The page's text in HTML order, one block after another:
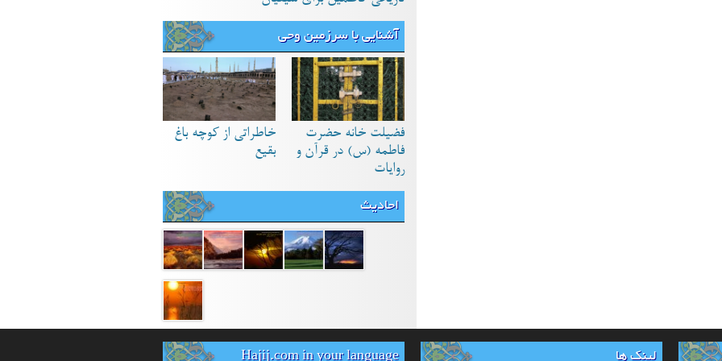
آشنایی با سرزمین وحی
فضیلت خانه حضرت
فاطمه (س) در قرآن و
روایات
خاطراتی از کوچه باغ
بقیع
احادیث
لینک ها Hajij.com in your language